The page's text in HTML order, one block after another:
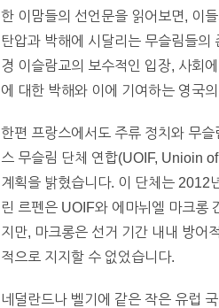
한 이맘들의 선언문을 읽어보면, 이
탄압과 박해에 시달리는 무슬림들
경 이슬람교의 보수적인 입장, 사회
에 대한 박해와 이에 기여하는 영국
한편 프랑스에서도 주류 정치와 무
스 무슬림 단체 연합(UOIF, Unioin
계획을 밝혔습니다. 이 단체는 2012
린 르펜은 UOIF와 에마뉘엘 마크롱
지만, 마크롱은 선거 기간 내내 방어
적으로 지지할 수 없었습니다.
네덜란드나 벨기에 같은 작은 유럽